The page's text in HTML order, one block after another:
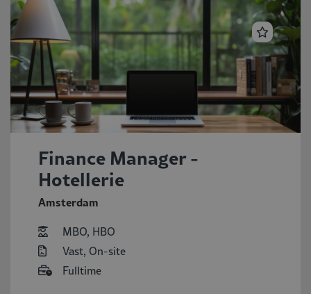
Finance Manager -
Hotellerie
Amsterdam
MBO, HBO
Vast, On-site
Fulltime